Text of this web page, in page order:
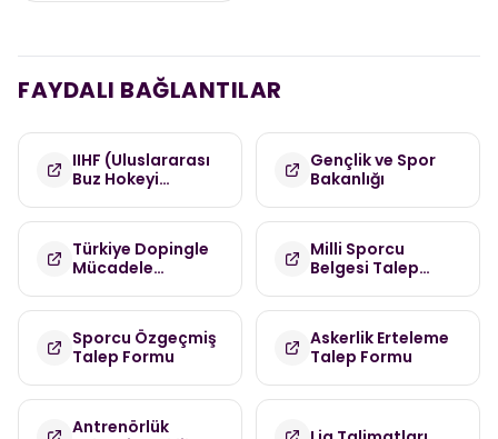
FAYDALI BAĞLANTILAR
IIHF (Uluslararası
Buz Hokeyi
Gençlik ve Spor
Bakanlığı
Türkiye Dopingle
Mücadele
(TDMK)
Milli Sporcu
Belgesi Talep
Sporcu Özgeçmiş
Talep Formu
Askerlik Erteleme
Talep Formu
Antrenörlük